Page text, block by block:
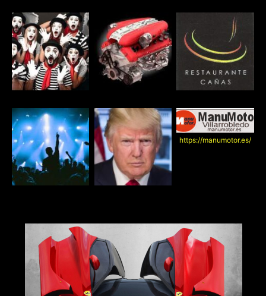
https://manumotor.es/